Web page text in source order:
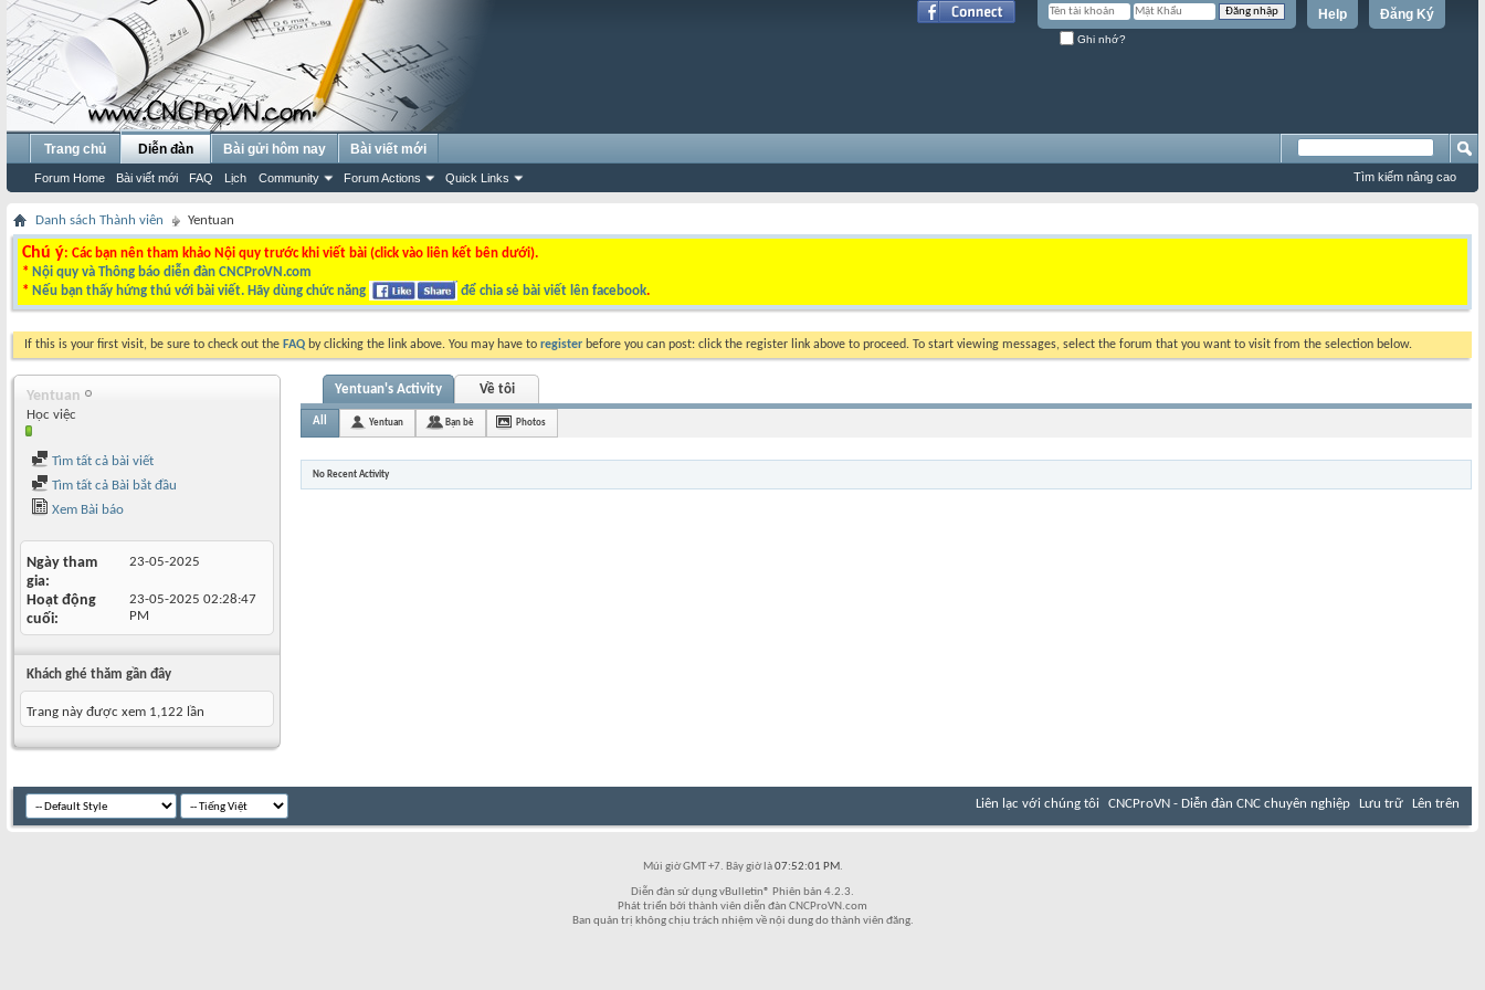
Đăng Ký
Help
Ghi nhớ?
Trang chủ Diễn đàn
Forum Home Bài viết mới FAQ Lịch Community Forum Actions Quick Links
Bài gửi hôm nay Bài viết mới
Tìm kiếm nâng cao
Danh sách Thành viên Yentuan
Chú ý: Các bạn nên tham khảo Nội quy trước khi viết bài (click vào liên kết bên dưới).
* Nội quy và Thông báo diễn đàn CNCProVN.com
* Nếu bạn thấy hứng thú với bài viết. Hãy dùng chức năng để chia sẻ bài viết lên facebook.
If this is your first visit, be sure to check out the FAQ by clicking the link above. You may have to register before you can post: click the register link above to proceed. To start viewing messages, select the forum that you want to visit from the selection below.
Yentuan
Học việc
Tìm tất cả bài viết
Tìm tất cả Bài bắt đầu
Xem Bài báo
Ngày tham
gia
23-05-2025
Hoạt động
cuối
23-05-2025 02:28:47
PM
Khách ghé thăm gần đây
Trang này được xem 1,122 lần
Yentuan's Activity Về tôi
All Yentuan Bạn bè Photos
No Recent Activity
Liên lạc với chúng tôi CNCProVN - Diễn đàn CNC chuyên nghiệp Lưu trữ Lên trên
Múi giờ GMT +7. Bây giờ là07:52:01 PM.
Diễn đàn sử dụng vBulletin® Phiên bản 4.2.3.
Phát triển bởi thành viên diễn đàn CNCProVN.com
Ban quản trị không chịu trách nhiệm về nội dung do thành viên đăng.